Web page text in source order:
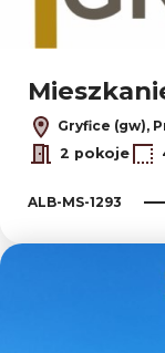
Gryfice (gw),
2 pokoje
ALB-MS-1293